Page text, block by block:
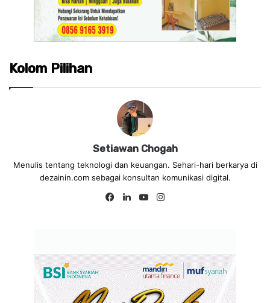
Kolom Pilihan
Setiawan Chogah
Menulis tentang teknologi dan keuangan. Sehari-hari berkarya di
dezainin.com sebagai konsultan komunikasi digital.
Fa
Lin
Yo